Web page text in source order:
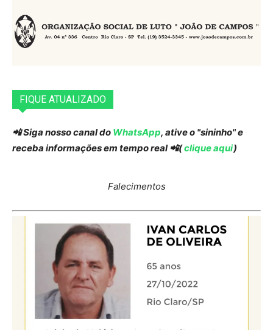
FIQUE ATUALIZADO
📲 Siga nosso canal do WhatsApp, ative o "sininho" e
receba informações em tempo real 📲(clique aqui)
Falecimentos